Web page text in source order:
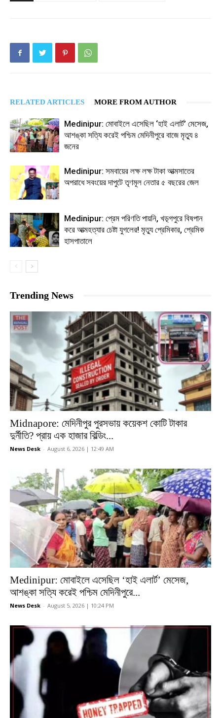
RELATED ARTICLES MORE FROM AUTHOR
Medinipur: মোবাইলে এসেছিল ‘হাই এলার্ট’ মেসেজ,
আশঙ্কা সত্যি করেই পশ্চিম মেদিনীপুরে বাজে মৃত্যু ৪
জনের
Medinipur: সমবায়ের লক্ষ লক্ষ টাকা আত্মসাতের
অপরাধে সবংয়ের দাপুটে তৃণমূল নেতার ৫ বছরের জেল
Medinipur: প্রেম পরিণতি পায়নি, খড়্গপুরে বিষপান
করে আত্মহত্যার চেষ্টা যুগলের! মৃত্যু প্রেমিকার, প্রেমিক
হাসপাতালে
Trending News
Midnapore: মেদিনীপুর পুরসভায় কয়েকশ কোটি টাকার
দুর্নীতি? প্রায় এক হাজার বিল্ডিং...
News Desk - August 6, 2026 | 12:49 AM
Medinipur: মোবাইলে এসেছিল ‘হাই এলার্ট’ মেসেজ,
আশঙ্কা সত্যি করেই পশ্চিম মেদিনীপুরে...
News Desk - August 5, 2026 | 10:24 PM